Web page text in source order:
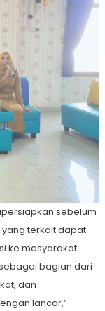
sebelum
yang terkait dapat
ke masyarakat
bagian dari
dan
lancar,”